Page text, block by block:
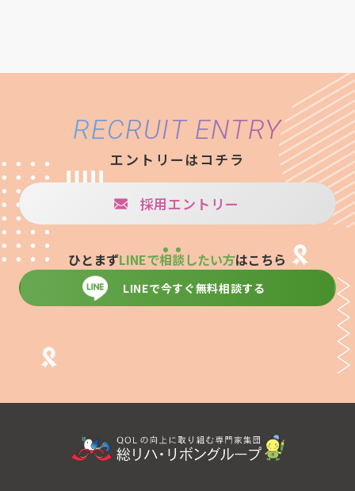
RECRUIT ENTRY
エントリーはコチラ
採用エントリー
ひとまずLINEで相談したい方はこちら
LINEで今すぐ無料相談する